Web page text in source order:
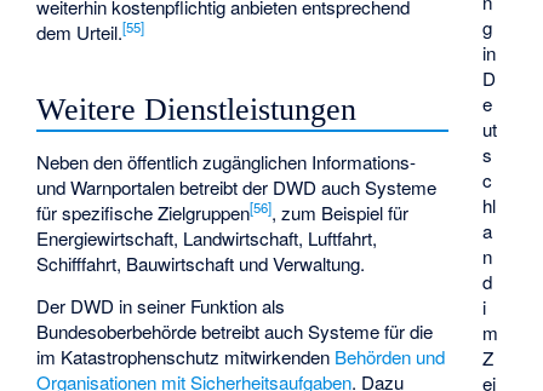
g
in
D
e
ut
s
c
hl
a
n
d
i
m
Z
ei
weiterhin kostenpflichtig anbieten entsprechend
dem Urteil.[55]
Weitere Dienstleistungen
Neben den öffentlich zugänglichen Informations-
und Warnportalen betreibt der DWD auch Systeme
für spezifische Zielgruppen[56], zum Beispiel für
Energiewirtschaft, Landwirtschaft, Luftfahrt,
Schifffahrt, Bauwirtschaft und Verwaltung.
Der DWD in seiner Funktion als
Bundesoberbehörde betreibt auch Systeme für die
im Katastrophenschutz mitwirkenden Behörden und
Organisationen mit Sicherheitsaufgaben. Dazu